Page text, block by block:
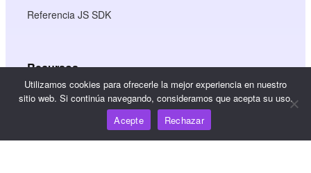
Referencia JS SDK
Recursos
Centro de conocimiento
Utilizamos cookies para ofrecerle la mejor experiencia en nuestro
sitio web. Si continúa navegando, consideramos que acepta su uso.
Acepte
Rechazar